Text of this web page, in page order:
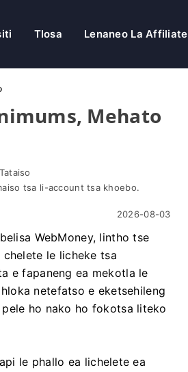
Tlosa Lenaneo La Affiliate
Mehato
tsa li-account tsa khoebo.
2026-08-03
WebMoney, lintho tse
le licheke tsa
e fapaneng ea mekotla le
netefatso e eketsehileng
ho nako ho fokotsa liteko
le phallo ea lichelete ea